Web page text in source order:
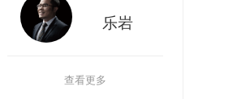
乐岩
查看更多